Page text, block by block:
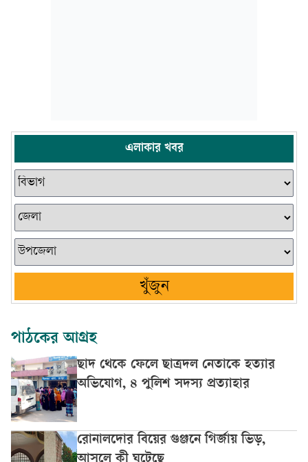
এলাকার খবর
খুঁজুন
পাঠকের আগ্রহ
ছাদ থেকে ফেলে ছাত্রদল নেতাকে হত্যার
অভিযোগ, ৪ পুলিশ সদস্য প্রত্যাহার
রোনালদোর বিয়ের গুঞ্জনে গির্জায় ভিড়,